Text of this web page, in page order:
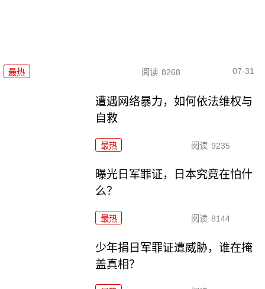
最热 阅读 8268 07-31
遭遇网络暴力，如何依法维权与
自救
最热 阅读 9235
曝光日军罪证，日本究竟在怕什
么？
最热 阅读 8144
少年捐日军罪证遭威胁，谁在掩
盖真相？